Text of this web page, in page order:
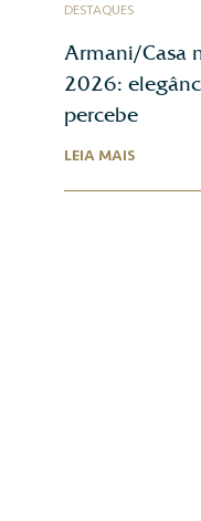
DESTAQUES
Armani/Casa
2026:
percebe
LEIA MAIS